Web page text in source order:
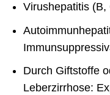
Virushepatitis (B,
Durch Giftstoffe
Leberzirrhose: